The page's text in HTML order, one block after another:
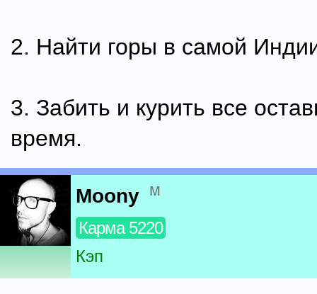
2. Найти горы в самой
3. Забить и курить все
время.
Moony м
Карма 5220
Кэп